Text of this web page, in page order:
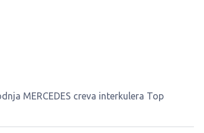
MERCEDES creva interkulera Top